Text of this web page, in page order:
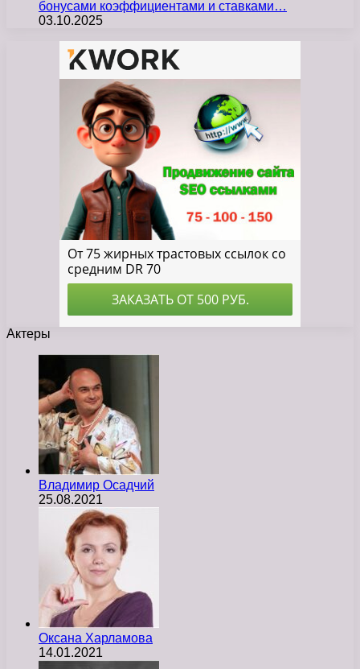
бонусами коэффициентами и ставками…
03.10.2025
Актеры
Владимир Осадчий
25.08.2021
Оксана Харламова
14.01.2021